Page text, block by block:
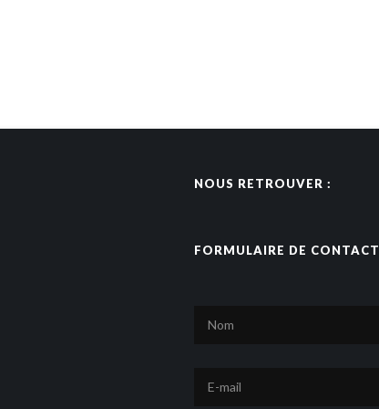
NOUS RETROUVER :
FORMULAIRE DE CONTACT